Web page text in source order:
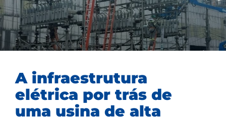
A infraestrutura
elétrica por trás de
uma usina de alta